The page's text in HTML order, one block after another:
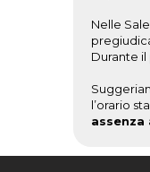
Nelle
Durante
l’orario